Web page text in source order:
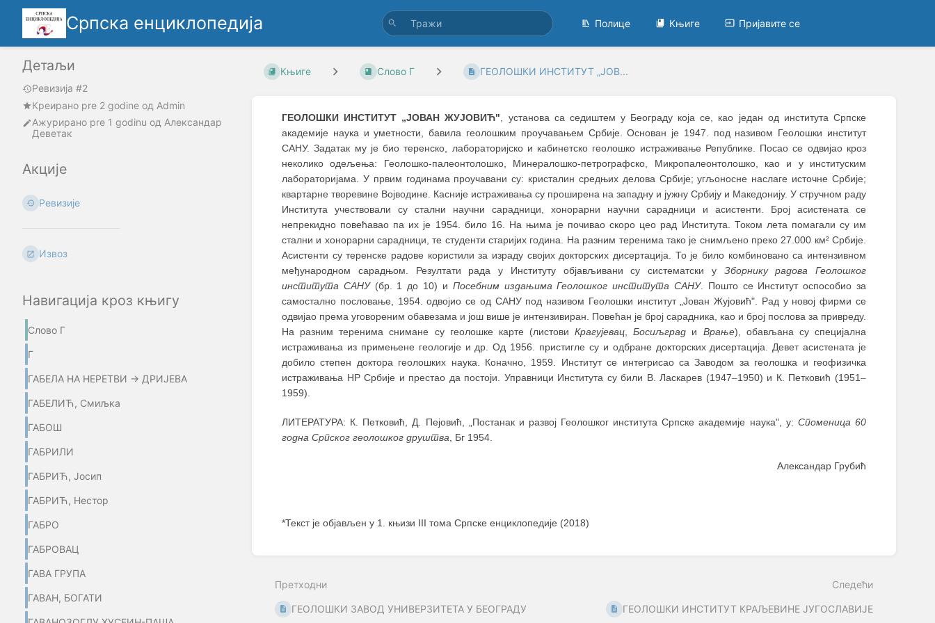
Српска енциклопедија Полице Књиге Пријавите се
Детаљи
Ревизија #2
Креирано pre 2 godine oд Admin
Ажурирано pre 1 godinu од Александар
Деветак
Акције
Ревизије
Извоз
Навигација кроз књигу
Слово Г
Г
ГАБЕЛА НА НЕРЕТВИ → ДРИЈЕВА
ГАБЕЛИЋ, Смиљка
ГАБОШ
ГАБРИЛИ
ГАБРИЋ, Јосип
ГАБРИЋ, Нестор
ГАБРО
ГАБРОВАЦ
ГАВА ГРУПА
ГАВАН, БОГАТИ
Књиге Слово Г ГЕОЛОШКИ ИНСТИТУТ „ЈОВ...
ГЕОЛОШКИ ИНСТИТУТ „ЈОВАН ЖУЈОВИЋ", установа са седиштем у Београду која се, као један од института Српске
академије наука и уметности, бавила геолошким проучавањем Србије. Основан је 1947. под називом Геолошки институт
САНУ. Задатак му је био теренско, лабораторијско и кабинетско геолошко истраживање Републике. Посао се одвијао кроз
неколико одељења: Геолошко-палеонтолошко, Минералошко-петрографско, Микропалеонтолошко, као и у институским
лабораторијама. У првим годинама проучавани су: кристалин средњих делова Србије; угљоносне наслаге источне Србије;
квартарне творевине Војводине. Касније истраживања су проширена на западну и јужну Србију и Македонију. У стручном раду
Института учествовали су стални научни сарадници, хонорарни научни сарадници и асистенти. Број асистената се
непрекидно повећавао па их је 1954. било 16. На њима је почивао скоро цео рад Института. Током лета помагали су им
стални и хонорарни сарадници, те студенти старијих година. На разним теренима тако је снимљено преко 27.000 км² Србије.
Асистенти су теренске радове користили за израду својих докторских дисертација. То је било комбиновано са интензивном
међународном сарадњом. Резултати рада у Институту објављивани су систематски у Зборнику радова Геолошког
института САНУ(бр. 1 до 10) и Посебним издањима Геолошког института САНУ. Пошто се Институт оспособио за
самостално пословање, 1954. одвојио се од САНУ под називом Геолошки институт „Јован Жујовић". Рад у новој фирми се
одвијао према уговореним обавезама и још више је интензивиран. Повећан је број сарадника, као и број послова за привреду.
На разним теренима снимане су геолошке карте (листовиКрагујевац,Босиљград и Врање), обављана су специјална
истраживања из примењене геологије и др. Од 1956. пристигле су и одбране докторских дисертација. Девет асистената је
добило степен доктора геолошких наука. Коначно, 1959. Институт се интегрисао са Заводом за геолошка и геофизичка
истраживања НР Србије и престао да постоји. Управници Института су били В. Ласкарев (1947–1950) и К. Петковић (1951–
1959).
ЛИТЕРАТУРА: К. Петковић, Д. Пејовић, „Постанак и развој Геолошког института Српске академије наука", у: Споменица 60
годна Српског геолошког друштва , Бг 1954.
Александар Грубић
*Текст је објављен у 1. књизи III тома Српске енциклопедије (2018)
mode
Претходни
ГЕОЛОШКИ ЗАВОД УНИВЕРЗИТЕТА У БЕОГРАДУ
Следећи
ГЕОЛОШКИ ИНСТИТУТ КРАЉЕВИНЕ ЈУГОСЛАВИЈЕ